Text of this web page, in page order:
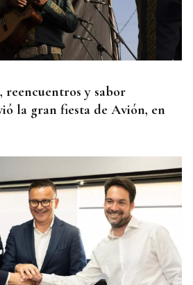
reencuentros y sabor
la gran fiesta de Avión, en